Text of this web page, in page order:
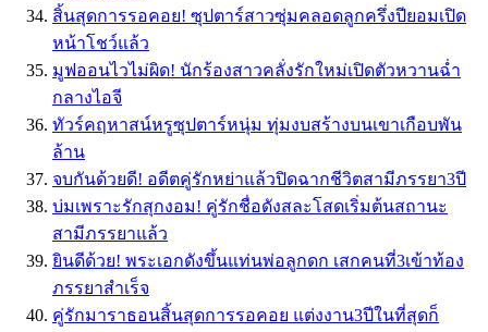
สิ้นสุดการรอคอย! ซุปตาร์สาวซุ่มคลอดลูกครึ่งปียอมเปิด
หน้าโชว์แล้ว
มูฟออนไวไม่ผิด! นักร้องสาวคลั่งรักใหม่เปิดตัวหวานฉ่ำ
กลางไอจี
ทัวร์คฤหาสน์หรูซุปตาร์หนุ่ม ทุ่มงบสร้างบนเขาเกือบพัน
ล้าน
จบกันด้วยดี! อดีตคู่รักหย่าแล้วปิดฉากชีวิตสามีภรรยา3ปี
บ่มเพราะรักสุกงอม! คู่รักชื่อดังสละโสดเริ่มต้นสถานะ
สามีภรรยาแล้ว
ยินดีด้วย! พระเอกดังขึ้นแท่นพ่อลูกดก เสกคนที่3เข้าท้อง
ภรรยาสำเร็จ
คู่รักมาราธอนสิ้นสุดการรอคอย แต่งงาน3ปีในที่สุดก็